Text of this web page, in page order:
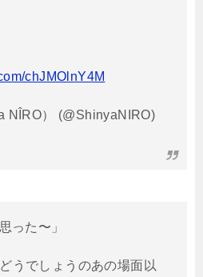
chJMOlnY4M
NÎRO） (@ShinyaNIRO)
った〜」
うでしょうのあの場面以